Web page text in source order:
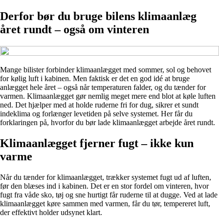
Derfor bør du bruge bilens klimaanlæg
året rundt – også om vinteren
Mange bilister forbinder klimaanlægget med sommer, sol og behovet
for kølig luft i kabinen. Men faktisk er det en god idé at bruge
anlægget hele året – også når temperaturen falder, og du tænder for
varmen. Klimaanlægget gør nemlig meget mere end blot at køle luften
ned. Det hjælper med at holde ruderne fri for dug, sikrer et sundt
indeklima og forlænger levetiden på selve systemet. Her får du
forklaringen på, hvorfor du bør lade klimaanlægget arbejde året rundt.
Klimaanlægget fjerner fugt – ikke kun
varme
Når du tænder for klimaanlægget, trækker systemet fugt ud af luften,
før den blæses ind i kabinen. Det er en stor fordel om vinteren, hvor
fugt fra våde sko, tøj og sne hurtigt får ruderne til at dugge. Ved at lade
klimaanlægget køre sammen med varmen, får du tør, tempereret luft,
der effektivt holder udsynet klart.